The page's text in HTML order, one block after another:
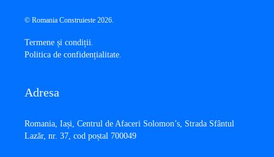
© Romania Construieste 2026.
Termene și condiții.
Politica de confidențialitate.
Adresa
​Romania, Iași, Centrul de Afaceri Solomon’s, Strada Sfântul
Lazăr, nr. 37, cod poștal 700049